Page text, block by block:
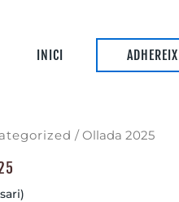
INICI ADHEREIX
/ Ollada 2025